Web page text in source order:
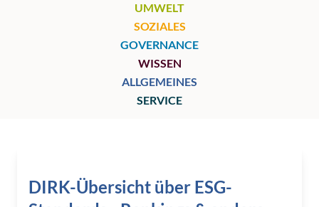
UMWELT
SOZIALES
GOVERNANCE
WISSEN
ALLGEMEINES
SERVICE
DIRK-Übersicht über ESG-